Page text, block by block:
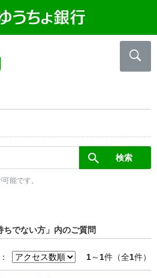
能です。
ちでない方」内のご質問
1～ 1件（全1件）